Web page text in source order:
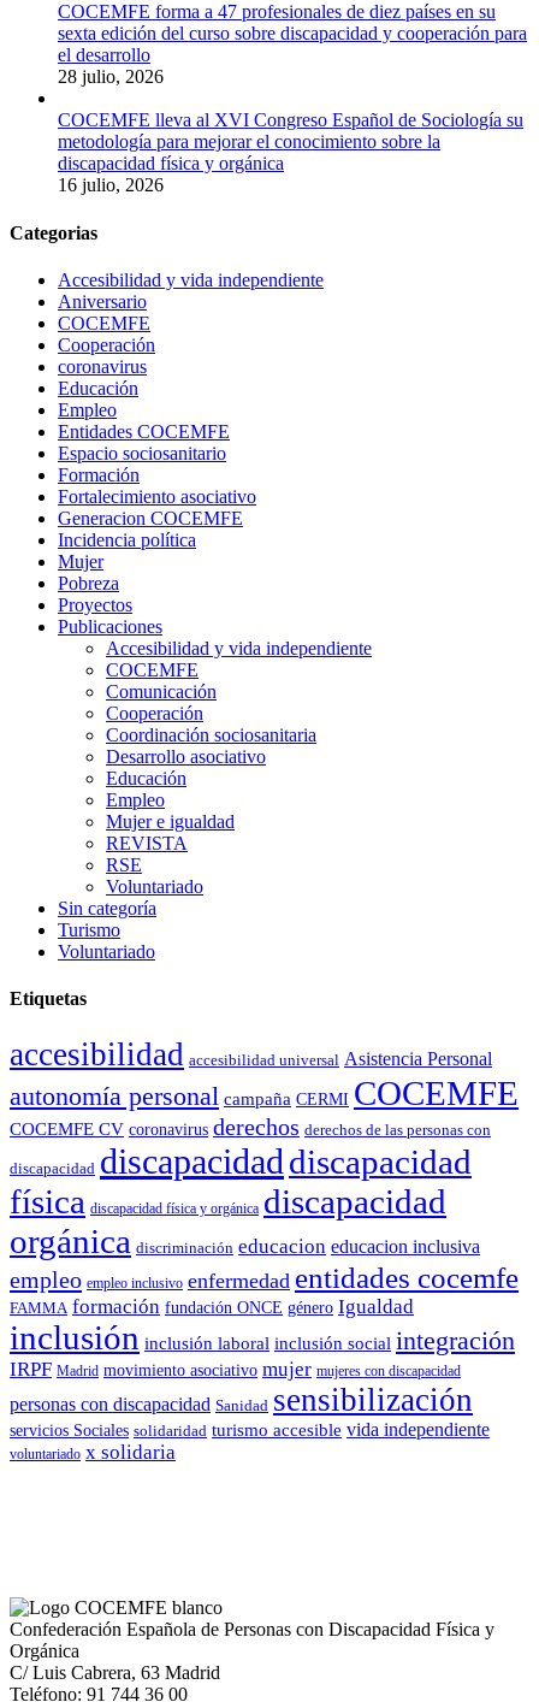
COCEMFE forma a 47 profesionales de diez países en su
sexta edición del curso sobre discapacidad y cooperación para
el desarrollo
28 julio, 2026
COCEMFE lleva al XVI Congreso Español de Sociología su
metodología para mejorar el conocimiento sobre la
discapacidad física y orgánica
16 julio, 2026
Categorias
Accesibilidad y vida independiente
Aniversario
COCEMFE
Cooperación
coronavirus
Educación
Empleo
Entidades COCEMFE
Espacio sociosanitario
Formación
Fortalecimiento asociativo
Generacion COCEMFE
Incidencia política
Mujer
Pobreza
Proyectos
Publicaciones
Accesibilidad y vida independiente
COCEMFE
Comunicación
Cooperación
Coordinación sociosanitaria
Desarrollo asociativo
Educación
Empleo
Mujer e igualdad
REVISTA
RSE
Voluntariado
Sin categoría
Turismo
Voluntariado
Etiquetas
accesibilidad accesibilidad universal Asistencia Personal
autonomía personal campaña CERMI COCEMFE
COCEMFE CV coronavirus derechos derechos de las personas con
discapacidad discapacidad discapacidad
física discapacidad física y orgánica discapacidad
orgánica discriminación educacion educacion inclusiva
empleo empleo inclusivo enfermedad entidades cocemfe
FAMMA formación fundación ONCE género Igualdad
inclusión inclusión laboral inclusión social integración
IRPF Madrid movimiento asociativo mujer mujeres con discapacidad
personas con discapacidad Sanidad sensibilización
servicios Sociales solidaridad turismo accesible vida independiente
voluntariado x solidaria
Confederación Española de Personas con Discapacidad Física y
Orgánica
C/ Luis Cabrera, 63 Madrid
Teléfono: 91 744 36 00